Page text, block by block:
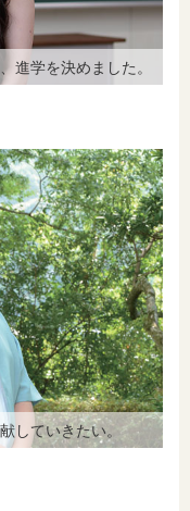
進学を決めました。
していきたい。